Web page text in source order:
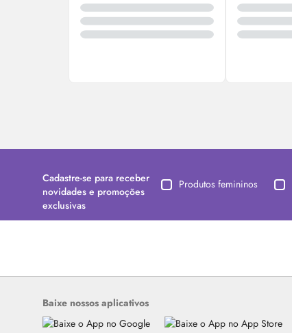
Cadastre-se para receber
novidades e promoções
exclusivas
Produtos femininos
Baixe nossos aplicativos